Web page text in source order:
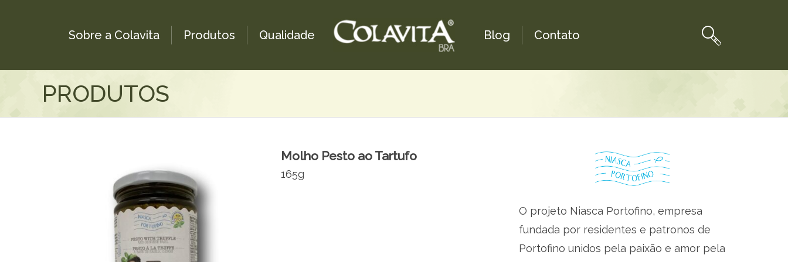
Sobre a Colavita Produtos Qualidade Blog Contato
PRODUTOS
Molho Pesto ao Tartufo
165g
O projeto Niasca Portofino, empresa
fundada por residentes e patronos de
Portofino unidos pela paixão e amor pela